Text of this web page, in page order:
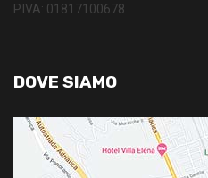
P.IVA: 01817100678
DOVE SIAMO